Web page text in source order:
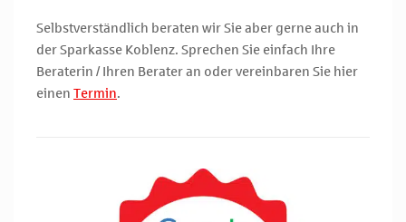
Selbstverständlich beraten wir Sie aber gerne auch in
der Sparkasse Koblenz. Sprechen Sie einfach Ihre
Beraterin / Ihren Berater an oder vereinbaren Sie hier
einen Termin.